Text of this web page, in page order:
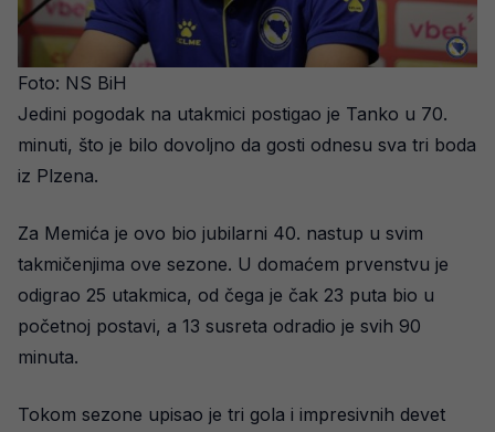
Foto: NS BiH
Jedini pogodak na utakmici postigao je Tanko u 70.
minuti, što je bilo dovoljno da gosti odnesu sva tri boda
iz Plzena.
Za Memića je ovo bio jubilarni 40. nastup u svim
takmičenjima ove sezone. U domaćem prvenstvu je
odigrao 25 utakmica, od čega je čak 23 puta bio u
početnoj postavi, a 13 susreta odradio je svih 90
minuta.
Tokom sezone upisao je tri gola i impresivnih devet